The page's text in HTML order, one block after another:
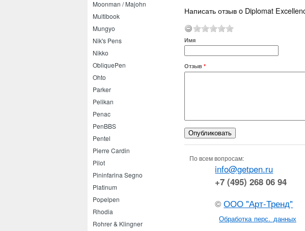
Moonman / Majohn
Multibook
Mungyo
Nik's Pens
Nikko
ObliquePen
Ohto
Parker
Pelikan
Penac
PenBBS
Pentel
Pierre Cardin
Pilot
Pininfarina Segno
Platinum
Popelpen
Rhodia
Rohrer & Klingner
Написать отзыв o Diplomat
Имя
Отзыв *
По всем вопросам:
info@getpen.ru
+7 (495) 268 06 94
©ООО "Арт-Тренд"
Обработка перс. данных